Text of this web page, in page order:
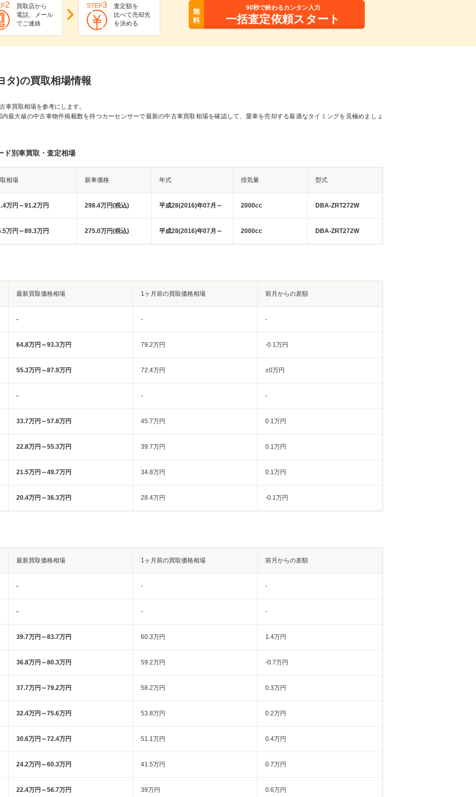
2
買取店から
電話、メール
でご連絡
STEP3
査定額を
比べて売却先
を決める
無
料
90秒で終わるカンタン入力
一括査定依頼スタート
タ)の買取相場情報
車買取相場を参考にします。
最大級の中古車物件掲載数を持つカーセンサーで最新の中古車買取相場を確認して、愛車を売却する最適なタイミングを見極めましょ
ド別車買取・査定相場
相場 新車価格 年式 排気量 型式
万円～91.2万円 298.4万円(税込) 平成28(2016)年07月～ 2000cc DBA-ZRT272W
万円～89.3万円 275.0万円(税込) 平成28(2016)年07月～ 2000cc DBA-ZRT272W
最新買取価格相場 1ヶ月前の買取価格相場 前月からの差額
- - -
64.8万円～93.3万円 79.2万円 -0.1万円
55.3万円～87.9万円 72.4万円 ±0万円
- - -
33.7万円～57.8万円 45.7万円 0.1万円
22.8万円～55.3万円 39.7万円 0.1万円
21.5万円～49.7万円 34.8万円 0.1万円
20.4万円～36.3万円 28.4万円 -0.1万円
最新買取価格相場 1ヶ月前の買取価格相場 前月からの差額
- - -
- - -
39.7万円～83.7万円 60.3万円 1.4万円
36.8万円～80.3万円 59.2万円 -0.7万円
37.7万円～79.2万円 58.2万円 0.3万円
32.4万円～75.6万円 53.8万円 0.2万円
30.6万円～72.4万円 51.1万円 0.4万円
24.2万円～60.3万円 41.5万円 0.7万円
22.4万円～56.7万円 39万円 0.6万円